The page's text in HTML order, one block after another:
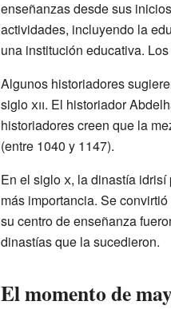
enseñanzas desde sus
actividades, incluyendo la
una institución educativa.
Algunos historiadores
sigloxii. El historiador
historiadores creen que la
(entre 1040 y 1147).
En el siglox, la dinastía idrisí
más importancia. Se
su centro de enseñanza
dinastías que la sucedieron.
El momento de